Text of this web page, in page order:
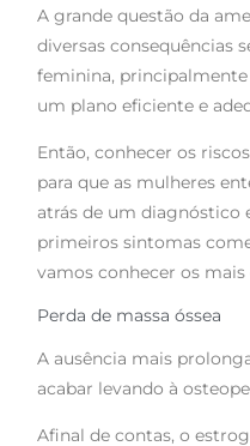
A grande questão da
diversas consequências
feminina, principalmente
um plano eficiente e
Então, conhecer os
para que as mulheres
atrás de um diagnóstico
primeiros sintomas
vamos conhecer os mais
Perda de massa óssea
A ausência mais
acabar levando à
Afinal de contas, o